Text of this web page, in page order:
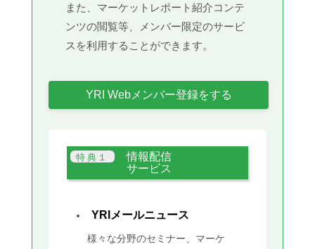
また、マーケットレポート紹介コンテ
ンツの閲覧等、メンバー限定のサービ
スを利用することができます。
YRI Webメンバー登録をする
情報配信
サービス
YRIメールニュース
様々な分野のセミナー、マーケ